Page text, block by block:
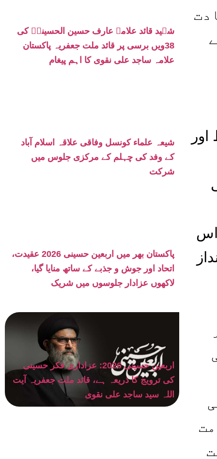
شہید قائد علامہ عارف حسین الحسینیؒ کی
38ویں برسی پر قائد ملت جعفریہ پاکستان
علامہ ساجد علی نقوی کا اہم پیغام
شیعہ علماء کونسل وفاقی علاقہ اسلام آباد
کے وفد کی چہلم کے مرکزی جلوس میں
شرکت
پاکستان بھر میں اربعین حسینی 2026 عقیدت،
اتحاد اور جوش و جذبے کے ساتھ منایا گیا،
لاکھوں عزادار جلوسوں میں شریک
اربعین حسینی 2026: عزاداری فکر حسینی
کی ترویج کا ذریعہ ہے، قائد ملت جعفریہ آیت
اللہ سید ساجد علی نقوی
اس